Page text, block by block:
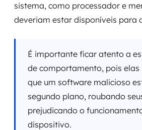
sistema, como processador e
deveriam estar disponíveis para
É importante ficar atento a
de comportamento, pois
que um software malicioso
segundo plano, roubando
prejudicando o
dispositivo.